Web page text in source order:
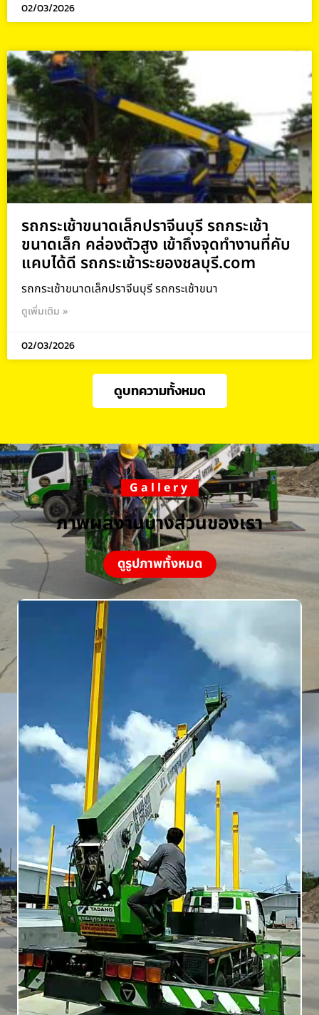
02/03/2026
รถกระเช้าขนาดเล็กปราจีนบุรี รถกระเช้า
ขนาดเล็ก คล่องตัวสูง เข้าถึงจุดทำงานที่คับ
แคบได้ดี รถกระเช้าระยองชลบุรี.com
รถกระเช้าขนาดเล็กปราจีนบุรี รถกระเช้าขนา
ดูเพิ่มเติม »
02/03/2026
ดูบทความทั้งหมด
Gallery
ภาพผลงานบางส่วนของเรา
ดูรูปภาพทั้งหมด